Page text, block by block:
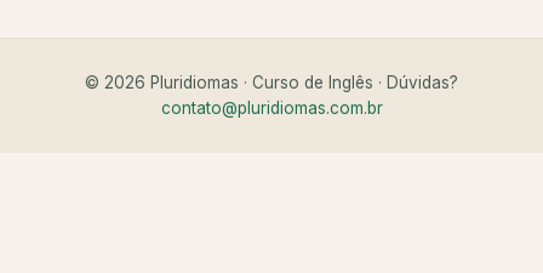
© 2026 Pluridiomas · Curso de Inglês · Dúvidas?
contato@pluridiomas.com.br